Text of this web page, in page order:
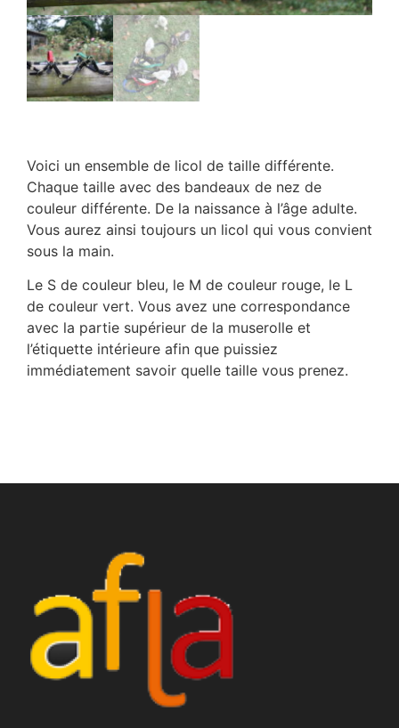
Voici un ensemble de licol de taille différente.
Chaque taille avec des bandeaux de nez de
couleur différente. De la naissance à l’âge adulte.
Vous aurez ainsi toujours un licol qui vous convient
sous la main.
Le S de couleur bleu, le M de couleur rouge, le L
de couleur vert. Vous avez une correspondance
avec la partie supérieur de la muserolle et
l’étiquette intérieure afin que puissiez
immédiatement savoir quelle taille vous prenez.